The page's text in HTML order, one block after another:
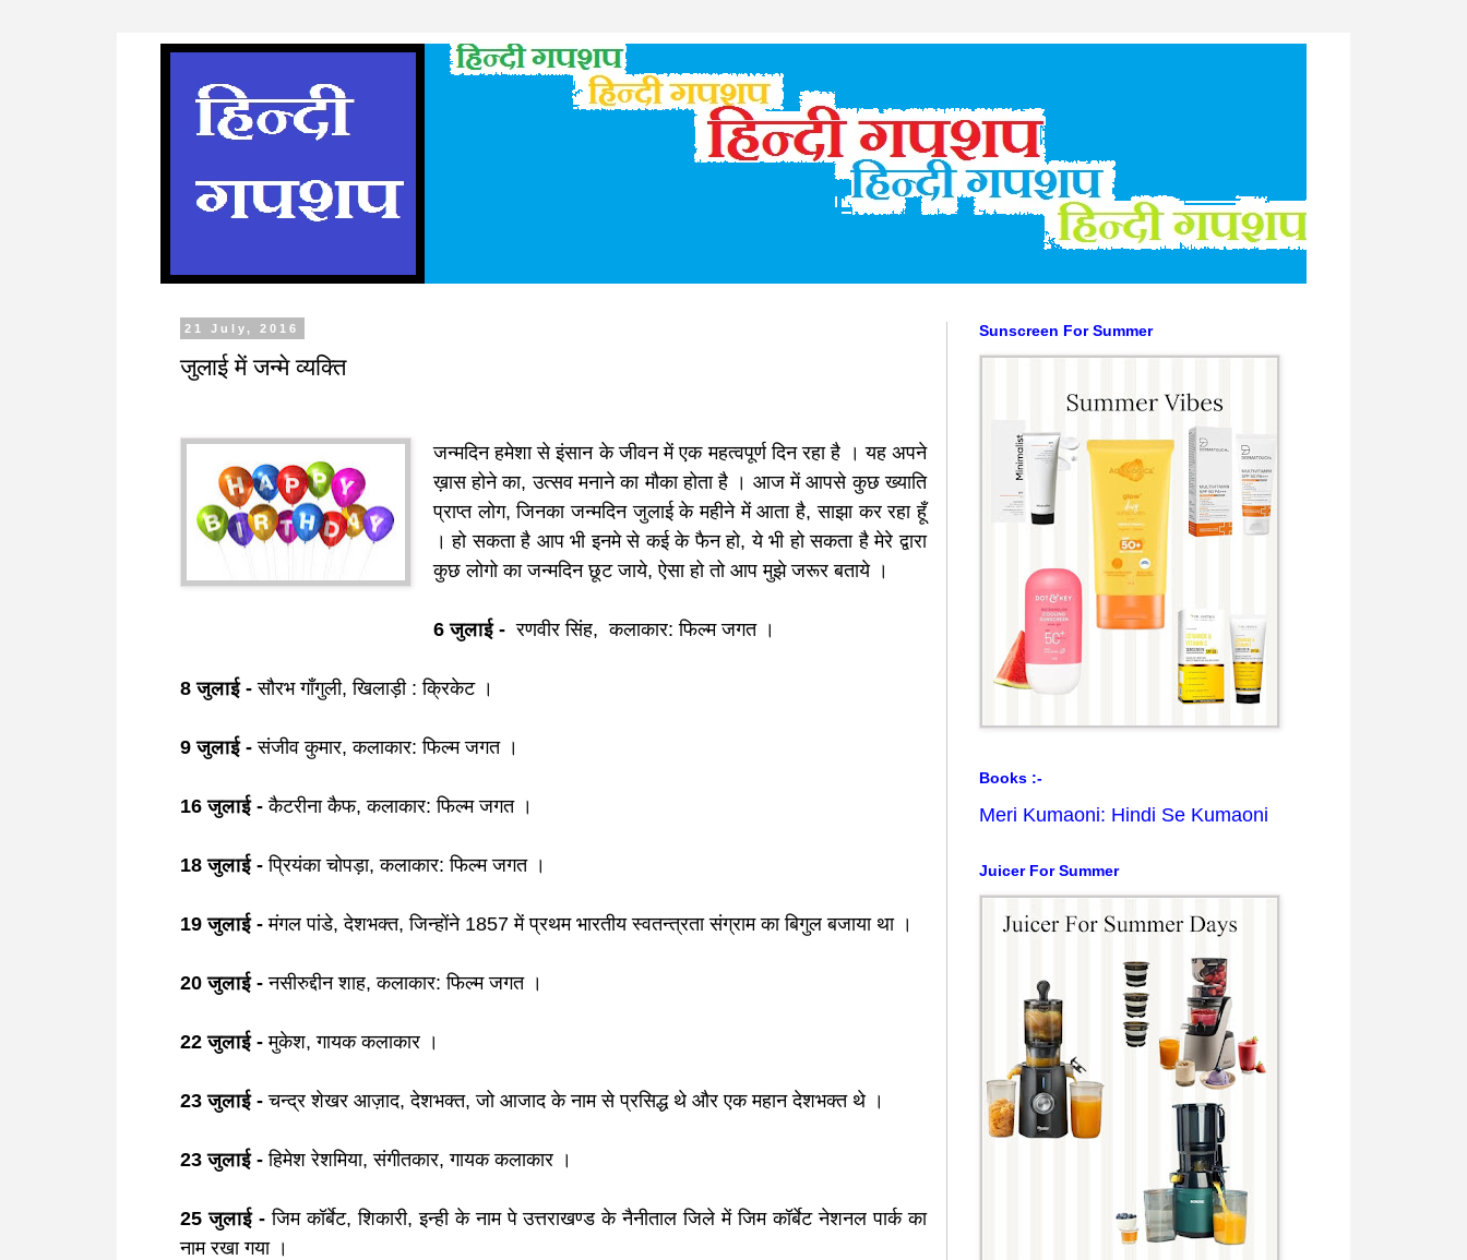
21 July, 2016
जुलाई में जन्मे व्यक्ति
जन्मदिन हमेशा से इंसान के जीवन में एक महत्वपूर्ण दिन रहा है । यह अपने
ख़ास होने का, उत्सव मनाने का मौका होता है । आज में आपसे कुछ ख्याति
प्राप्त लोग, जिनका जन्मदिन जुलाई के महीने में आता है, साझा कर रहा हूँ
। हो सकता है आप भी इनमे से कई के फैन हो, ये भी हो सकता है मेरे द्वारा
कुछ लोगो का जन्मदिन छूट जाये, ऐसा हो तो आप मुझे जरूर बताये ।
6 जुलाई -रणवीर सिंह, कलाकार: फिल्म जगत ।
8 जुलाई - सौरभ गाँगुली, खिलाड़ी : क्रिकेट ।
9 जुलाई - संजीव कुमार, कलाकार: फिल्म जगत ।
16 जुलाई - कैटरीना कैफ, कलाकार: फिल्म जगत ।
18 जुलाई -प्रियंका चोपड़ा, कलाकार: फिल्म जगत ।
19 जुलाई -मंगल पांडे, देशभक्त, जिन्होंने 1857 में प्रथम भारतीय स्वतन्त्रता संग्राम का बिगुल बजाया था ।
20 जुलाई -नसीरुद्दीन शाह, कलाकार: फिल्म जगत ।
22 जुलाई -मुकेश, गायक कलाकार ।
23 जुलाई -चन्द्र शेखर आज़ाद, देशभक्त, जो आजाद के नाम से प्रसिद्ध थे और एक महान देशभक्त थे ।
23 जुलाई -हिमेश रेशमिया, संगीतकार, गायक कलाकार ।
25 जुलाई -जिम कॉर्बेट, शिकारी, इन्ही के नाम पे उत्तराखण्ड के नैनीताल जिले में जिम कॉर्बेट नेशनल पार्क का
नाम रखा गया ।
Sunscreen For Summer
Books :-
Meri Kumaoni: Hindi Se Kumaoni
Juicer For Summer